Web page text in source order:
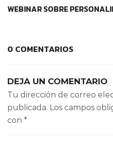
WEBINAR SOBRE
0 COMENTARIOS
DEJA UN COMENTARIO
Tu dirección de correo
publicada. Los campos
con *